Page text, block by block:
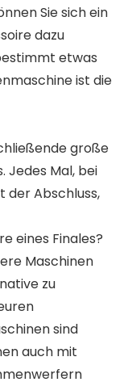
Sie sich ein
dazu
etwas
ist die
große
Jedes Mal, bei
der Abschluss,
eines Finales?
Maschinen
zu
sind
auch mit